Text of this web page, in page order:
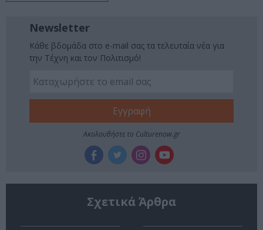
Newsletter
Κάθε βδομάδα στο e-mail σας τα τελευταία νέα για
την Τέχνη και τον Πολιτισμό!
Ακολουθήστε το Culturenow.gr
Σχετικά Άρθρα